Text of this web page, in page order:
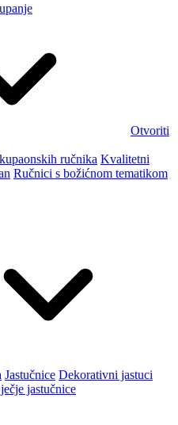
Otvoriti
ručnika Kvalitetni
Ručnici s božićnom tematikom
Jastučnice Dekorativni jastuci
jastučnice